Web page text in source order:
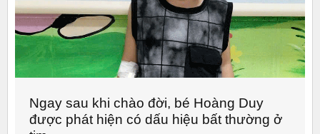
Ngay sau khi chào đời, bé Hoàng Duy
được phát hiện có dấu hiệu bất thường ở